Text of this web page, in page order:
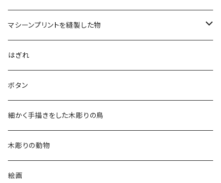
マシーンプリントを縫製した物
アロハシャツ
2018
2019
ドレスシャツ
チュニック
リバーシブル 帽子
リバーシブル エコバッグ
はぎれ
ボタン
細かく手描きをした木彫りの鳥
木彫りの動物
絵画